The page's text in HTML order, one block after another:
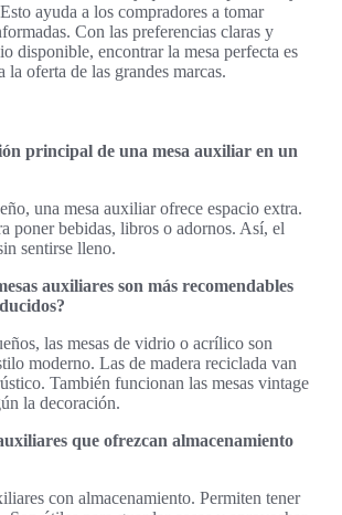
ayuda a los compradores a tomar
Con las preferencias claras y
disponible, encontrar la mesa perfecta es
la oferta de las grandes marcas.
principal de una mesa auxiliar en un
una mesa auxiliar ofrece espacio extra.
poner bebidas, libros o adornos. Así, el
sentirse lleno.
auxiliares son más recomendables
las mesas de vidrio o acrílico son
moderno. Las de madera reciclada van
También funcionan las mesas vintage
la decoración.
que ofrezcan almacenamiento
con almacenamiento. Permiten tener